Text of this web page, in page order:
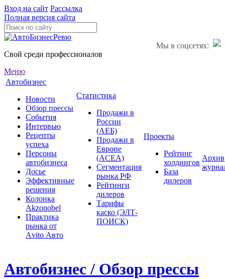
Вход на сайт Рассылка
Полная версия сайта
Мы в соцсетях:
Свой среди профессионалов
Меню
Автобизнес
Новости
Обзор прессы
События
Интервью
Рецепты
успеха
Персоны
автобизнеса
Досье
Эффективные
решения
Колонка
Akzonobel
Практика
рынка от
Аvito Авто
Статистика
Продажи в
России
(АЕБ)
Продажи в
Европе
(ACEA)
Сегментация
рынка РФ
Рейтинги
дилеров
Тарифы
каско (ЭЛТ-
ПОИСК)
Проекты
Рейтинг
холдингов
База
дилеров
Архив
Автобизнес / Обзор прессы